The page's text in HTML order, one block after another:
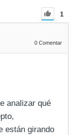
1
0 Comentar
analizar qué
están girando